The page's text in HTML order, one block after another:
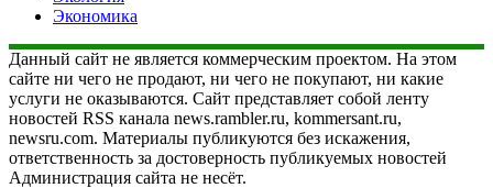
Экономика
Данный сайт не является коммерческим проектом. На этом
сайте ни чего не продают, ни чего не покупают, ни какие
услуги не оказываются. Сайт представляет собой ленту
новостей RSS канала news.rambler.ru, kommersant.ru,
newsru.com. Материалы публикуются без искажения,
ответственность за достоверность публикуемых новостей
Администрация сайта не несёт.